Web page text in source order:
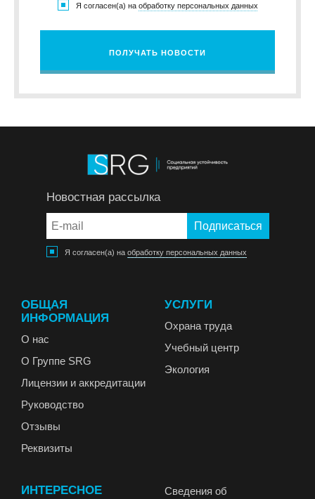
Я согласен(а) на обработку персональных данных
ПОЛУЧАТЬ НОВОСТИ
Новостная рассылка
Я согласен(а) на обработку персональных данных
ОБЩАЯ
ИНФОРМАЦИЯ
О нас
О Группе SRG
Лицензии и аккредитации
Руководство
Отзывы
Реквизиты
УСЛУГИ
Охрана труда
Учебный центр
Экология
ИНТЕРЕСНОЕ
Сведения об